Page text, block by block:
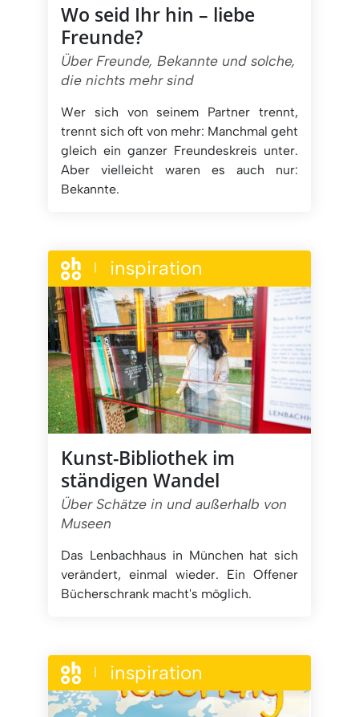
Wo seid Ihr hin – liebe
Freunde?
Über Freunde, Bekannte und solche,
die nichts mehr sind
Wer sich von seinem Partner trennt,
trennt sich oft von mehr: Manchmal geht
gleich ein ganzer Freundeskreis unter.
Aber vielleicht waren es auch nur:
Bekannte.
inspiration
Kunst-Bibliothek im
ständigen Wandel
Über Schätze in und außerhalb von
Museen
Das Lenbachhaus in München hat sich
verändert, einmal wieder. Ein Offener
Bücherschrank macht's möglich.
inspiration